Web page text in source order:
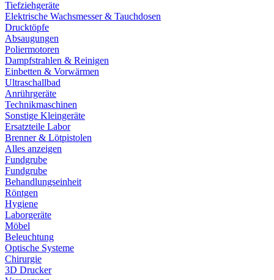
Tiefziehgeräte
Elektrische Wachsmesser & Tauchdosen
Drucktöpfe
Absaugungen
Poliermotoren
Dampfstrahlen & Reinigen
Einbetten & Vorwärmen
Ultraschallbad
Anrührgeräte
Technikmaschinen
Sonstige Kleingeräte
Ersatzteile Labor
Brenner & Lötpistolen
Alles anzeigen
Fundgrube
Fundgrube
Behandlungseinheit
Röntgen
Hygiene
Laborgeräte
Möbel
Beleuchtung
Optische Systeme
Chirurgie
3D Drucker